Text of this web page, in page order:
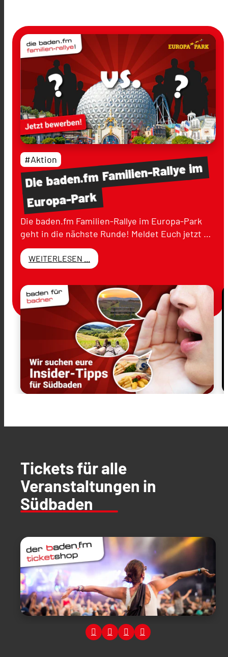
Diebaden.fmFamilien-Rallyeim
Europa-Park
#Aktion
Die baden.fm Familien-Rallye im Europa-Park
geht in die nächste Runde! Meldet Euch jetzt …
WEITERLESEN ...
Tickets für alle
Veranstaltungen in
Südbaden